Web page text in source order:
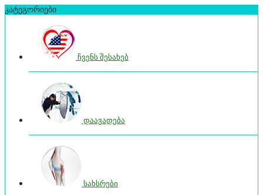
კატეგორიები
ჩვენს შესახებ
დაავადება
სახსრები